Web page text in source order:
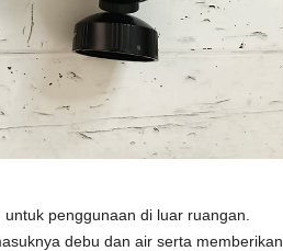
penggunaan di luar ruangan.
debu dan air serta memberikan